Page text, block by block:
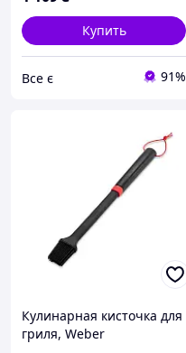
Купить
Все є 91%
Кулинарная кисточка для
гриля, Weber